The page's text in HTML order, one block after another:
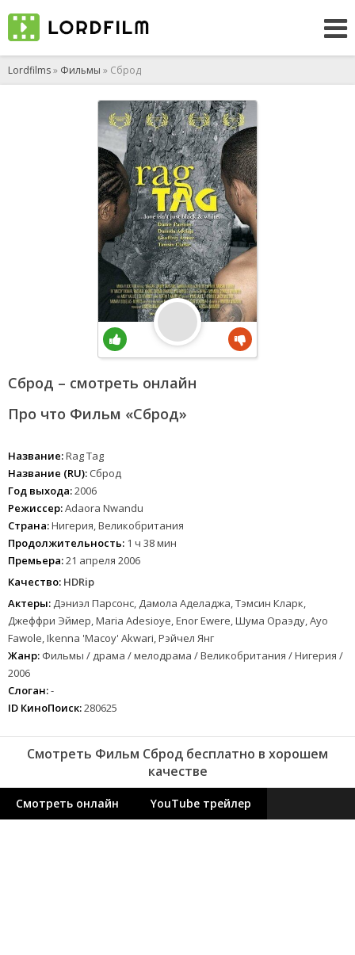
Lordfilms» Фильмы » Сброд
Сброд – смотреть онлайн
Про что Фильм «Сброд»
Название:Rag Tag
Название (RU): Сброд
Год выхода:2006
Режиссер:Adaora Nwandu
Страна:Нигерия, Великобритания
Продолжительность: 1 ч 38 мин
Премьера:21 апреля 2006
Качество: HDRip
Актеры: Дэниэл Парсонс, Дамола Аделаджа, Тэмсин Кларк,
Джеффри Эймер, Maria Adesioye, Enor Ewere, Шума Ораэду, Ayo
Fawole, Ikenna 'Macoy' Akwari, Рэйчел Янг
Жанр: Фильмы / драма / мелодрама / Великобритания / Нигерия /
2006
Слоган:-
ID КиноПоиск:280625
Смотреть Фильм Сброд бесплатно в хорошем
качестве
Смотреть онлайн YouTube трейлер